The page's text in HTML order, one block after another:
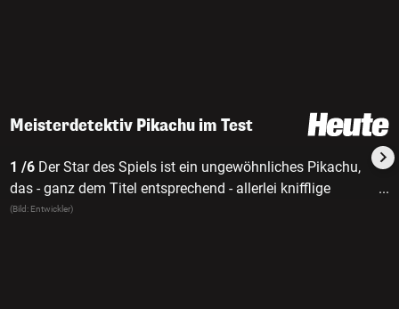
Meisterdetektiv Pikachu im Test
1 /6 Der Star des Spiels ist ein ungewöhnliches Pikachu,
das - ganz dem Titel entsprechend - allerlei knifflige
Kriminalfälle lösen muss. Der gelbe Geselle trägt einen
...
(Bild: Entwickler)